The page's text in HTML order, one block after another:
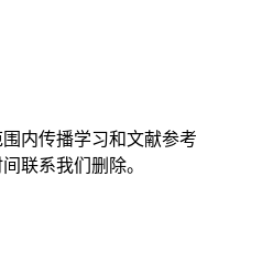
内传播学习和文献参考
联系我们删除。